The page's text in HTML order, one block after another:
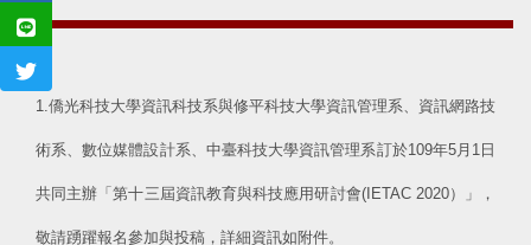
1.僑光科技大學資訊科技系與修平科技大學資訊管理系、資訊網路技
術系、數位媒體設計系、中臺科技大學資訊管理系訂於109年5月1日
共同主辦「第十三屆資訊教育與科技應用研討會(IETAC 2020）」，
敬請踴躍報名參加與投稿，詳細資訊如附件。